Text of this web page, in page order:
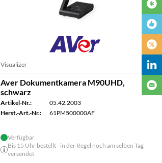
Visualizer
Aver Dokumentkamera M90UHD,
schwarz
Artikel-Nr.:
05.42.2003
Herst.-Art.-Nr.:
61PM500000AF
Verfügbar
Bis 15 Uhr bestellt - in der Regel noch am selben Tag
versendet